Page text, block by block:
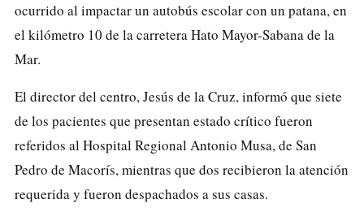
ocurrido al impactar un autobús escolar con un patana, en
el kilómetro 10 de la carretera Hato Mayor-Sabana de la
Mar.
El director del centro, Jesús de la Cruz, informó que siete
de los pacientes que presentan estado crítico fueron
referidos al Hospital Regional Antonio Musa, de San
Pedro de Macorís, mientras que dos recibieron la atención
requerida y fueron despachados a sus casas.